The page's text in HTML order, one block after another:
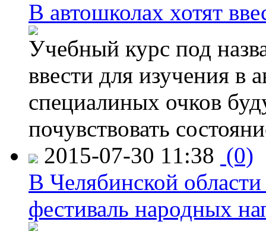
В автошколах хотят
Учебный курс под
ввести для изучения
специалиных очков
почувствовать
2015-07-30 11:38 (0)
В Челябинской
фестиваль народных